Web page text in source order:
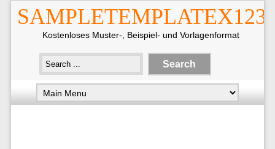
Kostenloses Muster-, Beispiel- und Vorlagenformat